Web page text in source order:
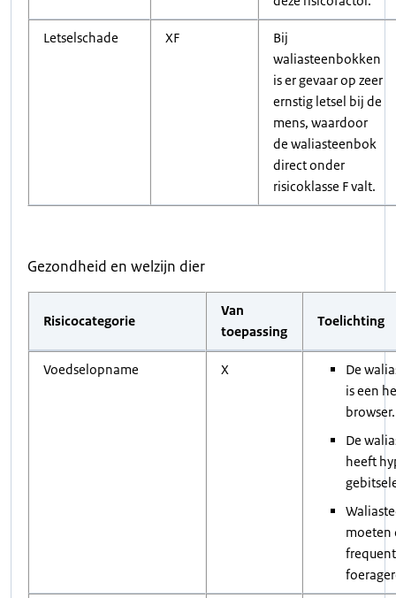
Letselschade XF
Bij
waliasteenbokken
is er gevaar op zeer
ernstig letsel bij de
mens, waardoor
de waliasteenbok
direct onder
risicoklasse F valt.
Gezondheid en welzijn dier
Risicocategorie
Van
toepassing
Toelichting
Voedselopname X
De
is een
browser.
De
heeft
moeten
frequent